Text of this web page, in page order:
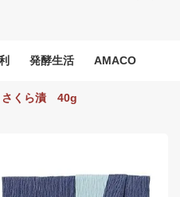
発酵生活 AMACO
くら漬 40g